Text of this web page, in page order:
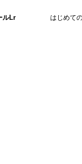
ルLr はじめて